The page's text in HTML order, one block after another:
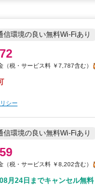
シー
場
税・サービス料 ￥8,807含む
月24日までキャンセル無料
シー
信環境の良い無料Wi-Fiあり
税・サービス料 ￥7,787含む
シー
信環境の良い無料Wi-Fiあり
税・サービス料 ￥8,202含む
月24日までキャンセル無料